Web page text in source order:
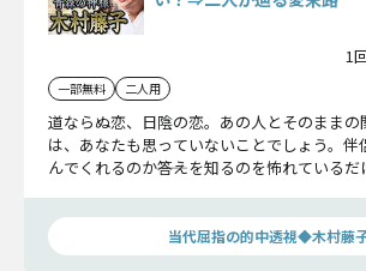
1
一部無料 二人用
道ならぬ恋、日陰の恋。あの人とそのままの
は、あなたも思っていないことでしょう。伴
んでくれるのか――答えを知るのを怖れている
きください。
当代屈指の的中透視◆木村藤